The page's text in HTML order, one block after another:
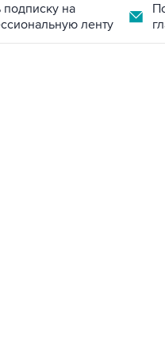
подписку на
ленту